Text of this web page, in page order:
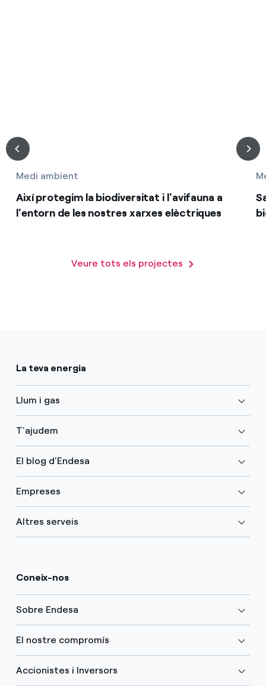
Medi ambient
Així protegim la biodiversitat i l'avifauna a
l'entorn de les nostres xarxes elèctriques
Veure tots els projectes
La teva energia
Llum i gas
T'ajudem
El blog d'Endesa
Empreses
Altres serveis
Coneix-nos
Sobre Endesa
El nostre compromís
Accionistes i Inversors